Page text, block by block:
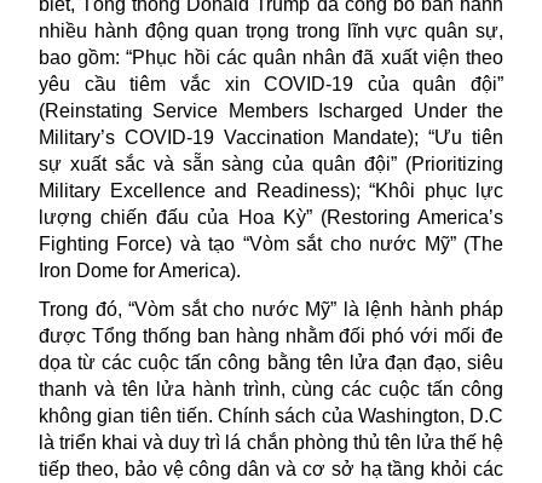
biết, Tổng thống Donald Trump đã công bố ban hành
nhiều hành động quan trọng trong lĩnh vựcquân sự,
bao gồm: “Phục hồi các quân nhân đã xuất viện theo
yêu cầu tiêm vắc xin COVID-19 của quân đội”
(Reinstating Service Members Ischarged Under the
Military’s COVID-19 Vaccination Mandate); “Ưu tiên
sự xuất sắc và sẵn sàng của quân đội” (Prioritizing
Military Excellence and Readiness); “Khôi phục lực
lượng chiến đấu của Hoa Kỳ” (Restoring America’s
Fighting Force) và tạo “Vòm sắt cho nước Mỹ” (The
Iron Dome for America).
Trong đó, “Vòm sắt cho nước Mỹ” là l ệnh hành pháp
được Tổng thống ban hàng nhằm đối phó với mối đe
dọa từ các cuộc tấn công bằng tên lửa đạn đạo, siêu
thanh và tên lửa hành trình, cùng các cuộc tấn công
không gian tiên tiến. Chính sách của Washington, D.C
là triển khai và duy trì lá chắn phòng thủ tên lửa thế hệ
tiếp theo, bảo vệ công dân và cơ sở hạ tầng khỏi các